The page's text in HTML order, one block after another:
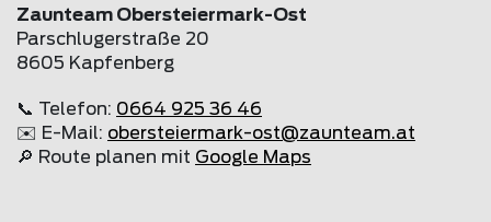
Zaunteam Obersteiermark-Ost
Parschlugerstraße 20
8605 Kapfenberg
📞 Telefon: 0664 925 36 46
✉️ E-Mail: obersteiermark-ost@zaunteam.at
🔎 Route planen mit Google Maps